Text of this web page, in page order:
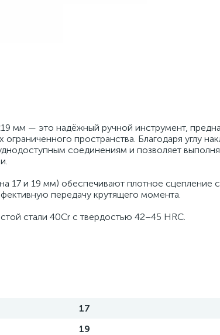
— это надёжный ручной инструмент,
пространства. Благодаря углу
соединениям и позволяет
17 и 19 мм) обеспечивают плотное сцепление
передачу крутящего момента.
стали 40Cr с твердостью 42–45 HRC.
17
19